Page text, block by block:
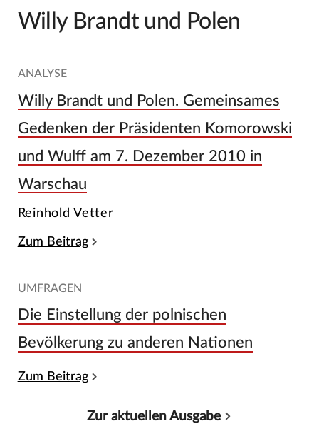
Willy Brandt und Polen
ANALYSE
Willy Brandt und Polen. Gemeinsames
Gedenken der Präsidenten Komorowski
und Wulff am 7. Dezember 2010 in
Warschau
Reinhold Vetter
Zum Beitrag
UMFRAGEN
Die Einstellung der polnischen
Bevölkerung zu anderen Nationen
Zum Beitrag
Zur aktuellen Ausgabe